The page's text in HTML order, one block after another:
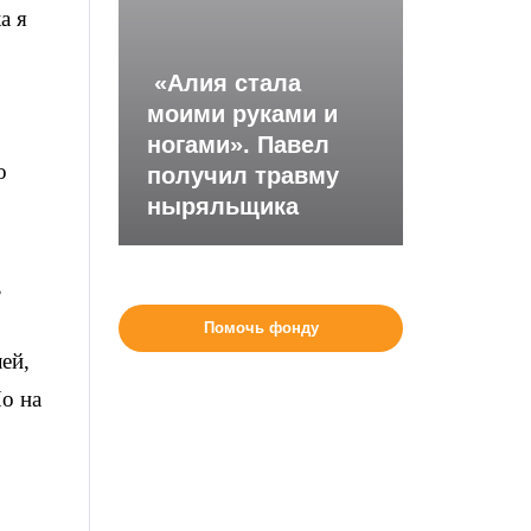
я
на
«Алия стала
моими руками и
ногами». Павел
получил травму
ныряльщика
Помочь фонду